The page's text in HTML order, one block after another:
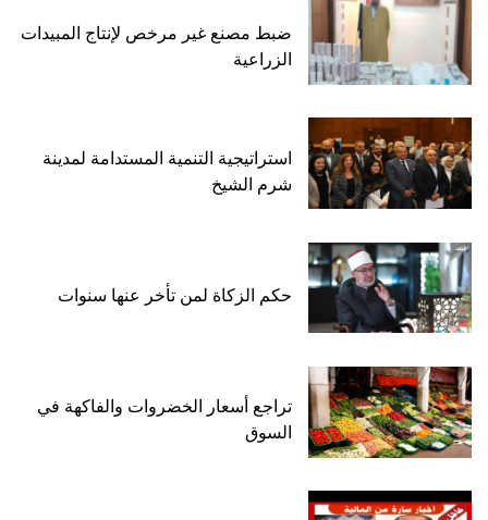
ضبط مصنع غير مرخص لإنتاج المبيدات
الزراعية
استراتيجية التنمية المستدامة لمدينة
شرم الشيخ
حكم الزكاة لمن تأخر عنها سنوات
تراجع أسعار الخضروات والفاكهة في
السوق